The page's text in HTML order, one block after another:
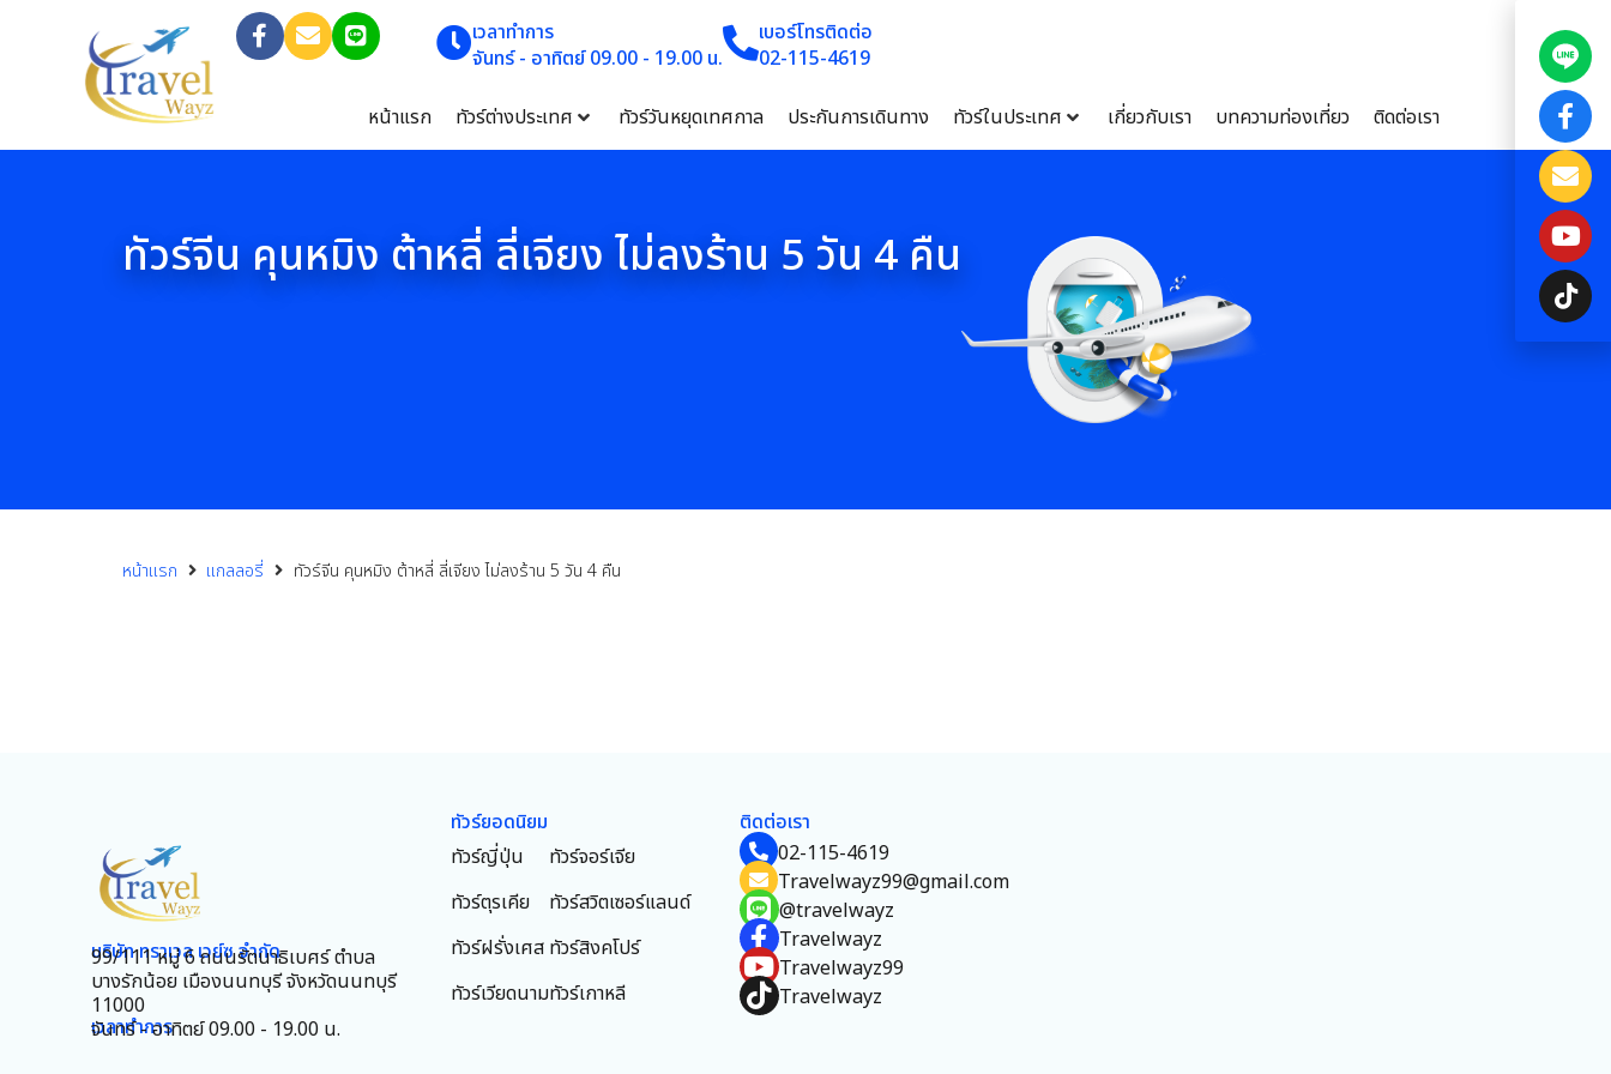
เวลาทำการ
จันทร์ - อาทิตย์ 09.00 - 19.00 น.
เบอร์โทรติดต่อ
02-115-4619
หน้าแรก ทัวร์ต่างประเทศ ทัวร์วันหยุดเทศกาล ประกันการเดินทาง ทัวร์ในประเทศ เกี่ยวกับเรา บทความท่องเที่ยว ติดต่อเรา
ทัวร์จีน คุนหมิง ต้าหลี่ ลี่เจียง ไม่ลงร้าน 5 วัน 4 คืน
หน้าแรก แกลลอรี่ ทัวร์จีน คุนหมิง ต้าหลี่ ลี่เจียง ไม่ลงร้าน 5 วัน 4 คืน
บริษัท ทราเวล เวย์ซ จำกัด
99/111 หมู่ 6 ถนนรัตนาธิเบศร์ ตำบล
บางรักน้อย เมืองนนทบุรี จังหวัดนนทบุรี
11000
เวลาทำการ
จันทร์ - อาทิตย์ 09.00 - 19.00 น.
ทัวร์ยอดนิยม
ทัวร์ญี่ปุ่น
ทัวร์ตุรเคีย
ทัวร์ฝรั่งเศส
ทัวร์เวียดนาม
ทัวร์จอร์เจีย
ทัวร์สวิตเซอร์แลนด์
ทัวร์สิงคโปร์
ทัวร์เกาหลี
ติดต่อเรา
02-115-4619
Travelwayz99@gmail.com
@travelwayz
Travelwayz
Travelwayz99
Travelwayz